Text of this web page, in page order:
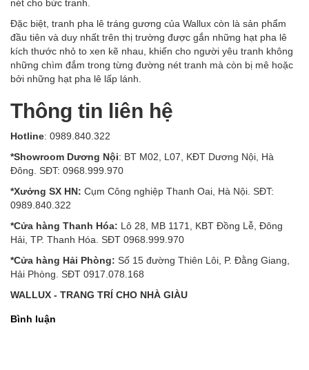
nét cho bức tranh.
Đặc biệt, tranh pha lê tráng gương của Wallux còn là sản phẩm
đầu tiên và duy nhất trên thị trường được gắn những hạt pha lê
kích thước nhỏ to xen kẽ nhau, khiến cho người yêu tranh không
những chìm đắm trong từng đường nét tranh mà còn bị mê hoặc
bởi những hạt pha lê lấp lánh.
Thông tin liên hệ
Hotline: 0989.840.322
*Showroom Dương Nội: BT M02, L07, KĐT Dương Nội, Hà
Đông. SĐT: 0968.999.970
*Xưởng SX HN: Cụm Công nghiệp Thanh Oai, Hà Nội. SĐT:
0989.840.322
*Cửa hàng Thanh Hóa: Lô 28, MB 1171, KBT Đồng Lễ, Đông
Hải, TP. Thanh Hóa. SĐT 0968.999.970
*Cửa hàng Hải Phòng: Số 15 đường Thiên Lôi, P. Đằng Giang,
Hải Phòng. SĐT 0917.078.168
WALLUX - TRANG TRÍ CHO NHÀ GIÀU
Bình luận